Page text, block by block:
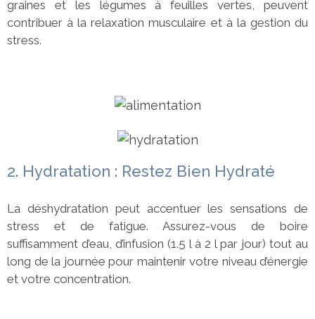
graines et les légumes à feuilles vertes, peuvent
contribuer à la relaxation musculaire et à la gestion du
stress.
2. Hydratation : Restez Bien Hydraté
La déshydratation peut accentuer les sensations de
stress et de fatigue. Assurez-vous de boire
suffisamment d’eau, d’infusion (1.5 l à 2 l par jour) tout au
long de la journée pour maintenir votre niveau d’énergie
et votre concentration.